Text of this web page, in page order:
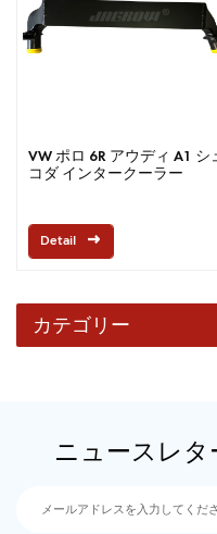
VW ポロ 6R アウディ A1 シ
コダ インタークーラー
Detail
カテゴリー
ニュースレ